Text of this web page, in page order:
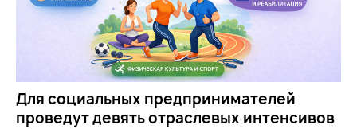
Для социальных предпринимателей
проведут девять отраслевых интенсивов